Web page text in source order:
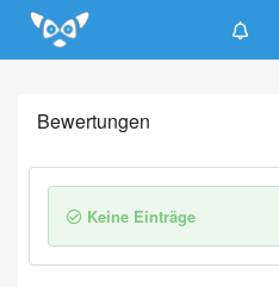
Update cookies preferences
Bewertungen
Keine Einträge